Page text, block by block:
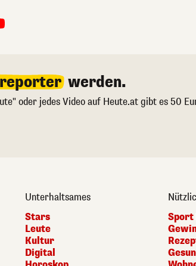
werden.
oder jedes Video auf Heute.at gibt es 50
Unterhaltsames
Stars
Leute
Kultur
Digital
Sport